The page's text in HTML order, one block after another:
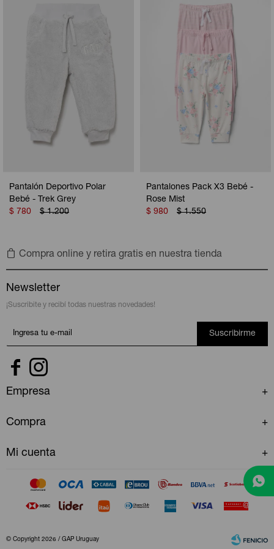
Pantalón Deportivo Polar
Bebé - Trek Grey
$ 780 $ 1.200
Pantalones Pack X3 Bebé -
Rose Mist
$ 980 $ 1.550
Compra online y retira gratis en nuestra tienda
Newsletter
¡Suscribite y recibí todas nuestras novedades!
Suscribirme
 
Empresa
Compra
Mi cuenta
© Copyright 2026 / GAP Uruguay
Camperas
Musculosas
Vestidos y polleras
Pijamas
Camperas
Chalecos
Ropa interior
Polos
Camperas
Chalecos
Ropa interior
Pijamas
Camperas